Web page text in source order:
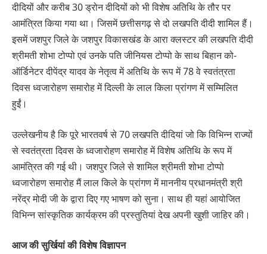
दीदियों और करीब 30 ड्रोन दीदियों को भी विशेष अतिथि के तौर पर
आमंत्रित किया गया था। जिसमें छत्तीसगढ़ से दो लखपति दीदी शामिल हैं।
इसमें जशपुर जिले के जशपुर विकासखंड के आरा क्लस्टर की लखपति दीदी
श्रीमती शोभा टोप्पो एवं उनके पति जीनियस टोप्पो के साथ बिहान को-
ऑर्डिनेटर दीपेंद्र यादव के नेतृत्व में अतिथि के रूप में 78 वे स्वतंत्रता
दिवस ध्वजारोहण समारोह में दिल्ली के लाल किला प्रांगण में सम्मिलित
हुईं।
उल्लेखनीय है कि पूरे भारतवर्ष से 70 लखपति दीदियां जो कि विभिन्न राज्यों
से स्वतंत्रता दिवस के ध्वजारोहण समारोह में विशेष अतिथि के रूप में
आमंत्रित की गई थी। जशपुर जिले से शामिल श्रीमती शोभा टोप्पो
ध्वजारोहण समारोह मैं लाल किले के प्रांगण में माननीय प्रधानमंत्री श्री
नरेंद्र मोदी जी के द्वारा दिए गए भाषण को सुना। साथ ही यहां आयोजित
विभिन्न सांस्कृतिक कार्यक्रम की प्रस्तुतियां देख अपनी खुशी जाहिर की।
आज की सुर्खियां की विशेष विज्ञापन